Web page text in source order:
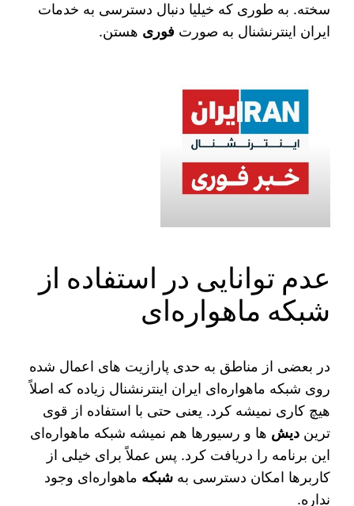
سخته. به طوری که خیلیا دنبال دسترسی به خدمات
ایران اینترنشنال به صورت فوری هستن.
عدم توانایی در استفاده از
شبکه ماهواره‌ای
در بعضی از مناطق به حدی پارازیت‌ های اعمال شده
روی شبکه ماهواره‌ای ایران اینترنشنال زیاده که اصلاً
هیچ کاری نمیشه کرد. یعنی حتی با استفاده از قوی‌
تریندیش‌ ها و رسیورها هم نمیشه شبکه ماهواره‌ای
این برنامه را دریافت کرد. پس عملاً برای خیلی از
کاربرها امکان دسترسی بهشبکه ماهواره‌ای وجود
نداره.